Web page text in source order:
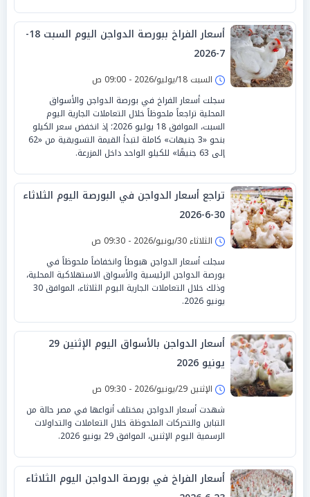
أسعار الفراخ ببورصة الدواجن اليوم السبت 18-
7-2026
السبت 18/يوليو/2026 - 09:00 ص
سجلت أسعار الفراخ في بورصة الدواجن والأسواق
المحلية تراجعاً ملحوظاً خلال التعاملات الجارية اليوم
السبت، الموافق 18 يوليو 2026؛ إذ انخفض سعر الكيلو
بنحو «3 جنيهات» كاملة لتبدأ القيمة التسويقية من «62
إلى 63 جنيهًا» للكيلو الواحد داخل المزرعة.
تراجع أسعار الدواجن في البورصة اليوم الثلاثاء
30-6-2026
الثلاثاء 30/يونيو/2026 - 09:30 ص
سجلت أسعار الدواجن هبوطاً وانخفاضاً ملحوظاً في
بورصة الدواجن الرئيسية والأسواق الاستهلاكية المحلية،
وذلك خلال التعاملات الجارية اليوم الثلاثاء، الموافق 30
يونيو 2026.
أسعار الدواجن بالأسواق اليوم الإثنين 29
يونيو 2026
الإثنين 29/يونيو/2026 - 09:30 ص
شهدت أسعار الدواجن بمختلف أنواعها في مصر حالة من
التباين والتحركات الملحوظة خلال التعاملات والتداولات
الرسمية اليوم الإثنين، الموافق 29 يونيو 2026.
أسعار الفراخ في بورصة الدواجن اليوم الثلاثاء